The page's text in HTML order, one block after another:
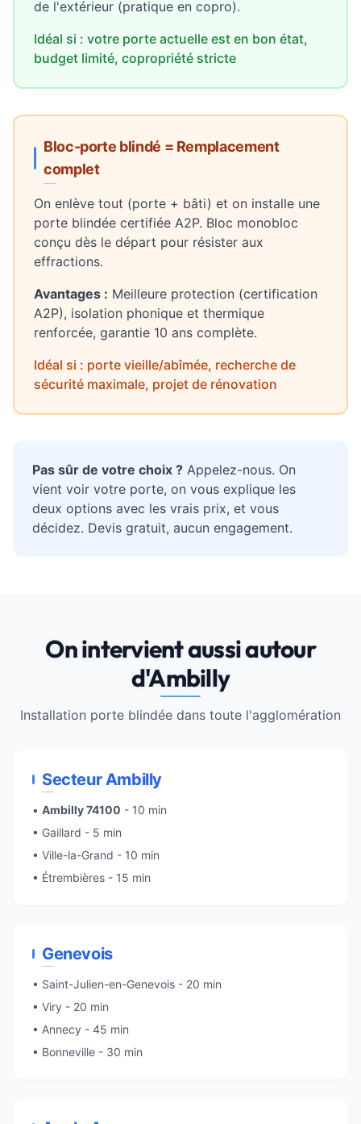
de l'extérieur (pratique en copro).
Idéal si : votre porte actuelle est en bon état,
budget limité, copropriété stricte
Bloc-porte blindé = Remplacement
complet
On enlève tout (porte + bâti) et on installe une
porte blindée certifiée A2P. Bloc monobloc
conçu dès le départ pour résister aux
effractions.
Avantages : Meilleure protection (certification
A2P), isolation phonique et thermique
renforcée, garantie 10 ans complète.
Idéal si : porte vieille/abîmée, recherche de
sécurité maximale, projet de rénovation
Pas sûr de votre choix ? Appelez-nous. On
vient voir votre porte, on vous explique les
deux options avec les vrais prix, et vous
décidez. Devis gratuit, aucun engagement.
On intervient aussi autour
d'Ambilly
Installation porte blindée dans toute l'agglomération
Secteur Ambilly
• Ambilly 74100 - 10 min
• Gaillard - 5 min
• Ville-la-Grand - 10 min
• Étrembières - 15 min
Genevois
• Saint-Julien-en-Genevois - 20 min
• Viry - 20 min
• Annecy - 45 min
• Bonneville - 30 min